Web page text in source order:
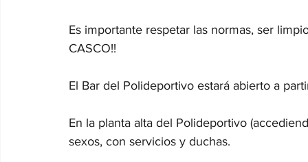
Es importante respetar las normas, ser
CASCO!!
El Bar del Polideportivo estará abierto a
En la planta alta del Polideportivo
sexos, con servicios y duchas.